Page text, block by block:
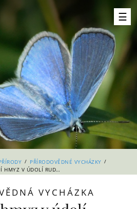
/ PŘÍRODOVĚDNÉ VYCHÁZKY /
VODNÍ HMYZ V ÚDOLÍ RUDOLFOVSKÉHO POTOKA
VYCHÁZKA